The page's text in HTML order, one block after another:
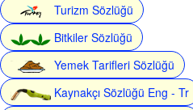
Turizm Sözlüğü
Bitkiler Sözlüğü
Yemek Tarifleri Sözlüğü
Kaynakçı Sözlüğü Eng - Tr